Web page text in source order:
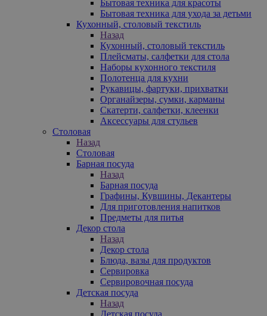
Бытовая техника для красоты
Бытовая техника для ухода за детьми
Кухонный, столовый текстиль
Назад
Кухонный, столовый текстиль
Плейсматы, салфетки для стола
Наборы кухонного текстиля
Полотенца для кухни
Рукавицы, фартуки, прихватки
Органайзеры, сумки, карманы
Скатерти, салфетки, клеенки
Аксессуары для стульев
Столовая
Назад
Столовая
Барная посуда
Назад
Барная посуда
Графины, Кувшины, Декантеры
Для приготовления напитков
Предметы для питья
Декор стола
Назад
Декор стола
Блюда, вазы для продуктов
Сервировка
Сервировочная посуда
Детская посуда
Назад
Детская посуда